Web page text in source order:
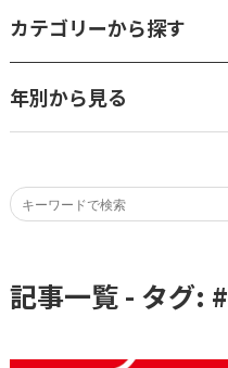
カテゴリーから探す
年別から見る
記事一覧 - タグ: #